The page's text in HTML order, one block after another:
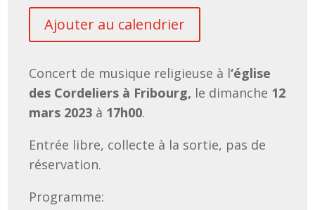
Ajouter au calendrier
Concert de musique religieuse à l‘église
des Cordeliers à Fribourg, le dimanche 12
mars 2023 à 17h00.
Entrée libre, collecte à la sortie, pas de
réservation.
Programme: